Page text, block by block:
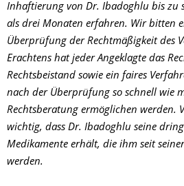
Inhaftierung von Dr. Ibadoghlu bis zu
als drei Monaten erfahren. Wir bitten
Überprüfung der Rechtmäßigkeit des
Erachtens hat jeder Angeklagte das
Rechtsbeistand sowie ein faires
nach der Überprüfung so schnell wie
Rechtsberatung ermöglichen werden.
wichtig, dass Dr. Ibadoghlu seine
Medikamente erhält, die ihm seit
werden.